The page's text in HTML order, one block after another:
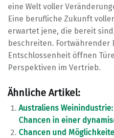
eine Welt voller
Eine berufliche Zukunft
erwartet jene, die bereit
beschreiten. Fortwährender
Entschlossenheit öffnen
Perspektiven im Vertrieb.
Ähnliche Artikel:
Australiens
Chancen in einer
Chancen und